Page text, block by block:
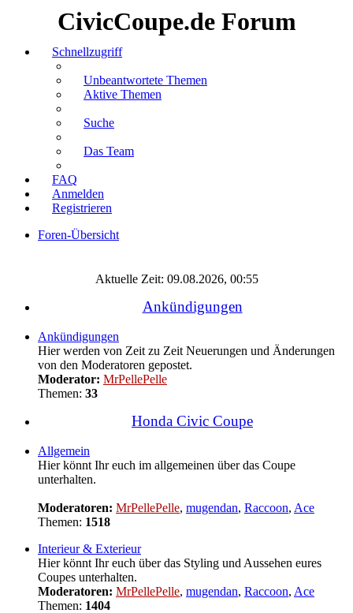
CivicCoupe.de Forum
Schnellzugriff
Unbeantwortete Themen
Aktive Themen
Suche
Das Team
FAQ
Anmelden
Registrieren
Foren-Übersicht
Aktuelle Zeit: 09.08.2026, 00:55
Ankündigungen
Ankündigungen
Hier werden von Zeit zu Zeit Neuerungen und Änderungen
von den Moderatoren gepostet.
Moderator: MrPellePelle
Themen: 33
Honda Civic Coupe
Allgemein
Hier könnt Ihr euch im allgemeinen über das Coupe
unterhalten.
Moderatoren: MrPellePelle, mugendan, Raccoon, Ace
Themen: 1518
Interieur & Exterieur
Hier könnt Ihr euch über das Styling und Aussehen eures
Coupes unterhalten.
Moderatoren: MrPellePelle, mugendan, Raccoon, Ace
Themen: 1404